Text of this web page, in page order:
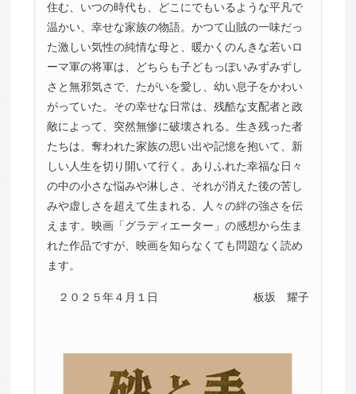
住む、いつの時代も、どこにでもいるような平凡で
温かい、幸せな家族の物語。かつて山賊の一味だっ
た激しい気性の純情な母と、暖かくのんきな若いロ
ーマ軍の将軍は、どちらも子どもっぽいみずみずし
さと無邪気さで、たがいを愛し、幼い息子をかわい
がっていた。その幸せな日常は、残酷な支配者と政
敵によって、突然無惨に破壊される。生き残った者
たちは、奪われた家族の思い出や記憶を抱いて、新
しい人生を切り開いて行く。ありふれた幸福な日々
の中の小さな悩みや淋しさ、それが消えた後の苦し
みや虚しさを超えて生まれる、人々の絆の強さを伝
えます。映画「グラディエーター」の感想から生ま
れた作品ですが、映画を知らなくても問題なく読め
ます。
２０２５年４月１日 板坂 耀子